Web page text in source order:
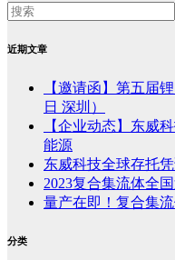
近期文章
【邀请函】第五届
日 深圳）
【企业动态】东威
能源
东威科技全球存托
2023复合集流体全
量产在即！复合集
分类